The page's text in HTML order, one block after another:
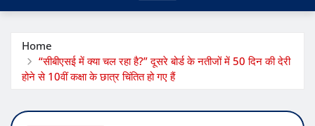
Home
“सीबीएसई में क्या चल रहा है?” दूसरे बोर्ड के नतीजों में 50 दिन की देरी
होने से 10वीं कक्षा के छात्र चिंतित हो गए हैं